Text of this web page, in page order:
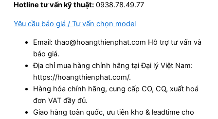
Hotline tư vấn kỹ thuật: 0938.78.49.77
Yêu cầu báo giá / Tư vấn chọn model
Email: thao@hoangthienphat.com Hỗ trợ tư vấn và
báo giá.
Địa chỉ mua hàng chính hãng tại Đại lý Việt Nam:
https://hoangthienphat.com/.
Hàng hóa chính hãng, cung cấp CO, CQ, xuất hoá
đơn VAT đầy đủ.
Giao hàng toàn quốc, ưu tiên kho & leadtime cho